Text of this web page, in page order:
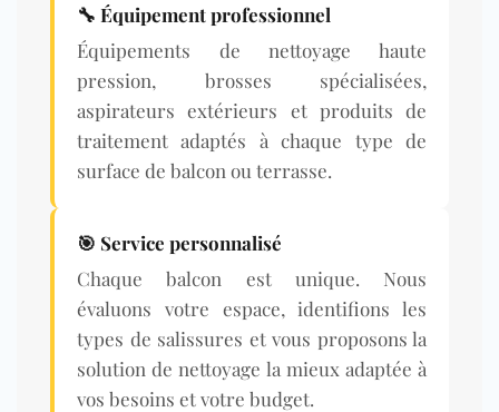
🔧 Équipement professionnel
Équipements de nettoyage haute
pression, brosses spécialisées,
aspirateurs extérieurs et produits de
traitement adaptés à chaque type de
surface de balcon ou terrasse.
🎯 Service personnalisé
Chaque balcon est unique. Nous
évaluons votre espace, identifions les
types de salissures et vous proposons la
solution de nettoyage la mieux adaptée à
vos besoins et votre budget.